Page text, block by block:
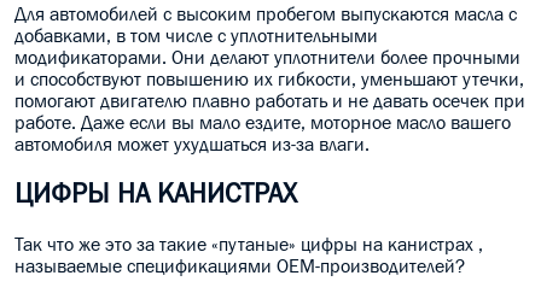
Для автомобилей с высоким пробегом выпускаются масла с
добавками, в том числе с уплотнительными
модификаторами. Они делают уплотнители более прочными
и способствуют повышению их гибкости, уменьшают утечки,
помогают двигателю плавно работать и не давать осечек при
работе. Даже если вы мало ездите, моторное масло вашего
автомобиля может ухудшаться из-за влаги.
ЦИФРЫ НА КАНИСТРАХ
Так что же это за такие «путаные» цифры на канистрах ,
называемые спецификациями OEM-производителей?